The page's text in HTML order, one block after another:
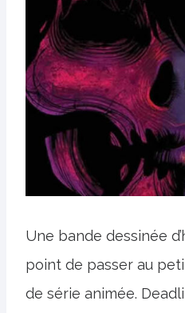
Une bande dessinée
point de passer au
de série animée.